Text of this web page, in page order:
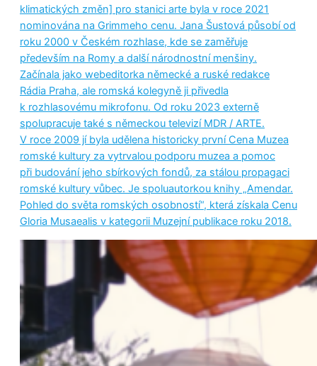
klimatických změn] pro stanici arte byla v roce 2021
nominována na Grimmeho cenu. Jana Šustová působí od
roku 2000 v Českém rozhlase, kde se zaměřuje
především na Romy a další národnostní menšiny.
Začínala jako webeditorka německé a ruské redakce
Rádia Praha, ale romská kolegyně ji přivedla
k rozhlasovému mikrofonu. Od roku 2023 externě
spolupracuje také s německou televizí MDR / ARTE.
V roce 2009 jí byla udělena historicky první Cena Muzea
romské kultury za vytrvalou podporu muzea a pomoc
při budování jeho sbírkových fondů, za stálou propagaci
romské kultury vůbec. Je spoluautorkou knihy „Amendar.
Pohled do světa romských osobností“, která získala Cenu
Gloria Musaealis v kategorii Muzejní publikace roku 2018.